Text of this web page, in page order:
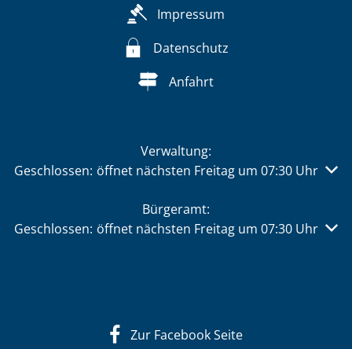
Impressum
Datenschutz
Anfahrt
Verwaltung:
Klicken, um weitere Öffnungs- oder Schließzeiten
Geschlossen: öffnet nächsten Freitag um 07:30 Uhr
Bürgeramt:
Klicken, um weitere Öffnungs- oder Schließzeiten
Geschlossen: öffnet nächsten Freitag um 07:30 Uhr
Zur Facebook Seite